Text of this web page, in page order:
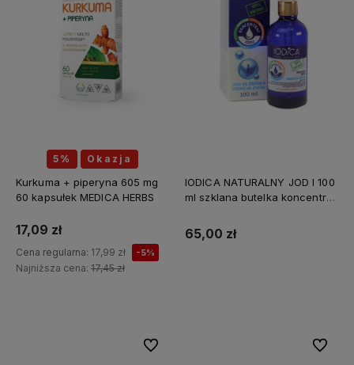
5% Okazja
Kurkuma + piperyna 605 mg
60 kapsułek MEDICA HERBS
17,09 zł
Cena regularna: 17,99 zł -5%
Najniższa cena: 17,45 zł
IODICA NATURALNY JOD I 100
ml szklana butelka koncentrat
65,00 zł
Do ulubionych Do